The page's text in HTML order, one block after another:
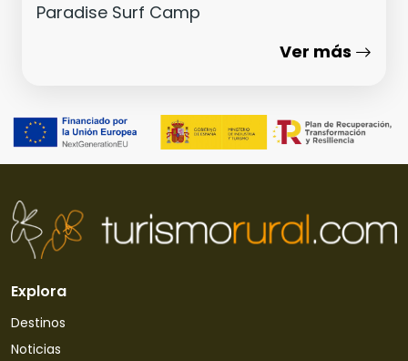
Paradise Surf Camp
Ver más
Explora
Destinos
Noticias